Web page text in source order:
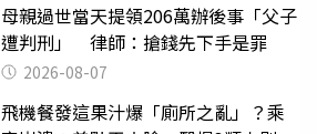
母親過世當天提領206萬辦後事「父子
遭判刑」 律師：搶錢先下手是罪
2026-08-07
飛機餐發這果汁爆「廁所之亂」？乘